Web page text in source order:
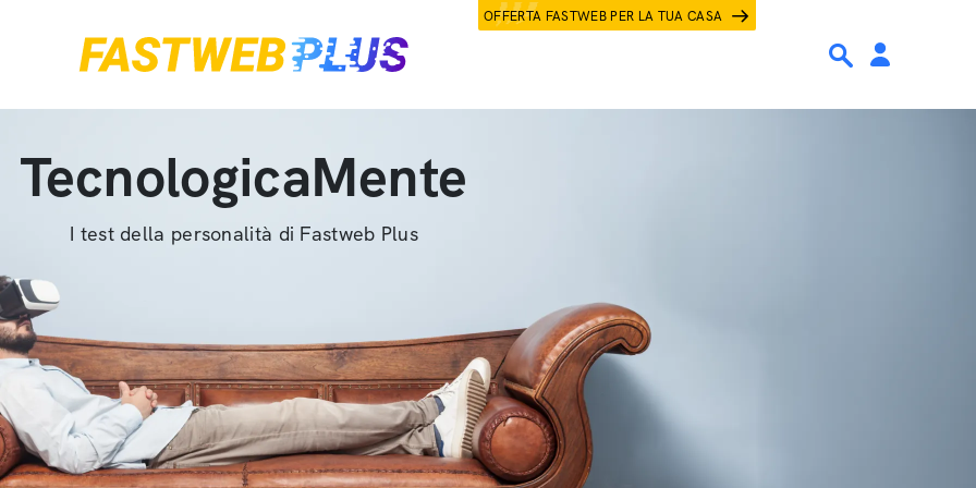
OFFERTA FASTWEB PER LA TUA CASA
TecnologicaMente
I test della personalità di Fastweb Plus